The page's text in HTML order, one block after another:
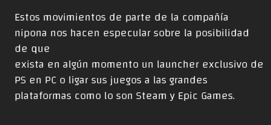
Estos movimientos de parte de la compañía
nipona nos hacen especular sobre la posibilidad
de que
exista en algún momento un launcher exclusivo de
PS en PC o ligar sus juegos a las grandes
plataformas como lo son Steam y Epic Games.